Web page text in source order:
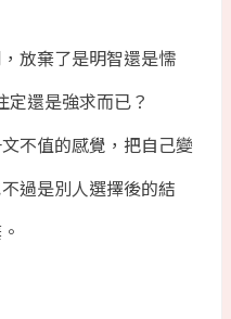
放棄了是明智還是懦
定還是強求而已？
不值的感覺，把自己變
過是別人選擇後的結